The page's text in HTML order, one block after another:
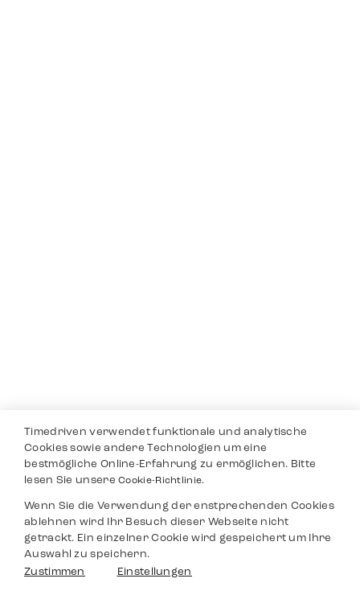
Timedriven verwendet funktionale und analytische
Cookies sowie andere Technologien um eine
bestmögliche Online-Erfahrung zu ermöglichen. Bitte
lesen Sie unsereCookie-Richtlinie.
Wenn Sie die Verwendung der enstprechenden Cookies
ablehnen wird Ihr Besuch dieser Webseite nicht
getrackt. Ein einzelner Cookie wird gespeichert um Ihre
Auswahl zu speichern.
Zustimmen
Einstellungen